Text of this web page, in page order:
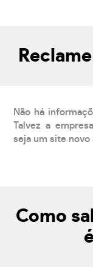
Não há
Talvez a
seja um site novo
Como